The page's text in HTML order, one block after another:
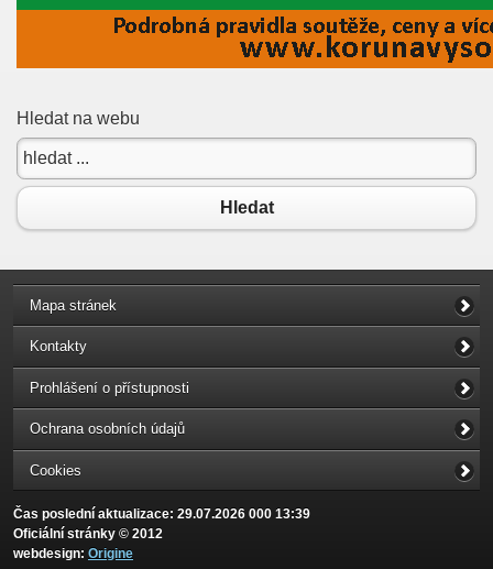
Hledat na webu
Hledat
Mapa stránek
Kontakty
Prohlášení o přístupnosti
Ochrana osobních údajů
Cookies
Čas poslední aktualizace: 29.07.2026 000 13:39
Oficiální stránky © 2012
webdesign: Origine